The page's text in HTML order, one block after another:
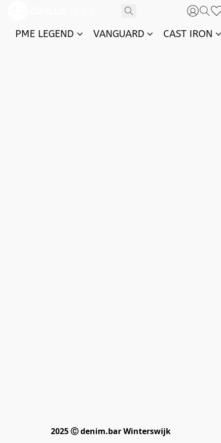
PME LEGEND VANGUARD CAST IRON
2025 Ⓒ denim.bar Winterswijk